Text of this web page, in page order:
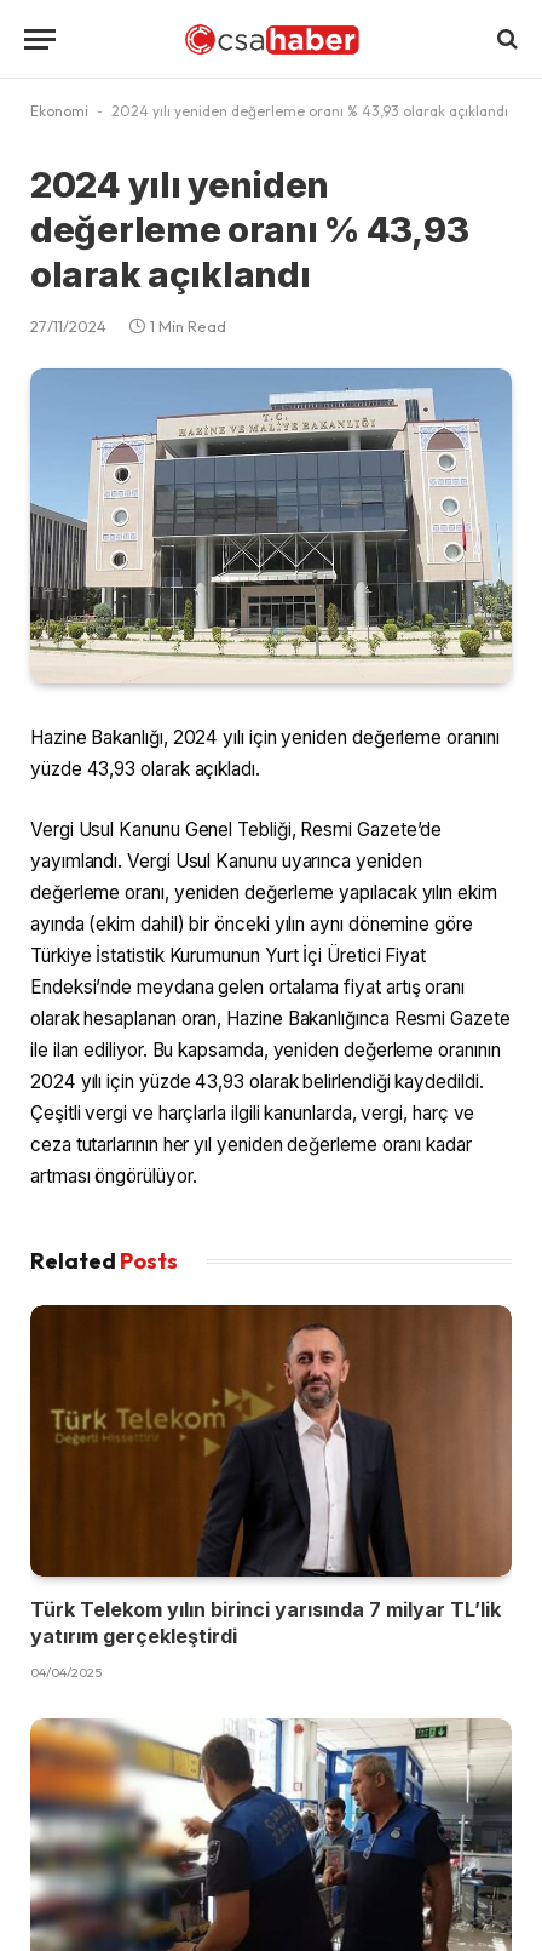
Ekonomi - 2024 yılı yeniden değerleme oranı % 43,93 olarak açıklandı
2024 yılı yeniden
değerleme oranı % 43,93
olarak açıklandı
27/11/2024 1 Min Read
Hazine Bakanlığı, 2024 yılı için yeniden değerleme oranını
yüzde 43,93 olarak açıkladı.
Vergi Usul Kanunu Genel Tebliği, Resmi Gazete’de
yayımlandı. Vergi Usul Kanunu uyarınca yeniden
değerleme oranı, yeniden değerleme yapılacak yılın ekim
ayında (ekim dahil) bir önceki yılın aynı dönemine göre
Türkiye İstatistik Kurumunun Yurt İçi Üretici Fiyat
Endeksi’nde meydana gelen ortalama fiyat artış oranı
olarak hesaplanan oran, Hazine Bakanlığınca Resmi Gazete
ile ilan ediliyor. Bu kapsamda, yeniden değerleme oranının
2024 yılı için yüzde 43,93 olarak belirlendiği kaydedildi.
Çeşitli vergi ve harçlarla ilgili kanunlarda, vergi, harç ve
ceza tutarlarının her yıl yeniden değerleme oranı kadar
artması öngörülüyor.
Related Posts
Türk Telekom yılın birinci yarısında 7 milyar TL’lik
yatırım gerçekleştirdi
04/04/2025